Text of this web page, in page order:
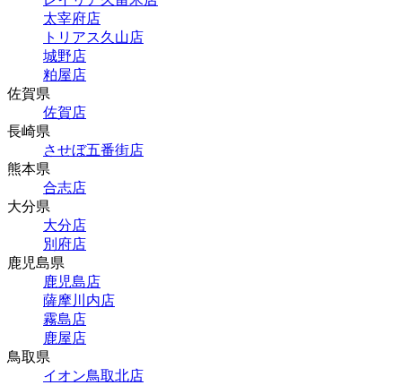
太宰府店
トリアス久山店
城野店
粕屋店
佐賀県
佐賀店
長崎県
させぼ五番街店
熊本県
合志店
大分県
大分店
別府店
鹿児島県
鹿児島店
薩摩川内店
霧島店
鹿屋店
鳥取県
イオン鳥取北店